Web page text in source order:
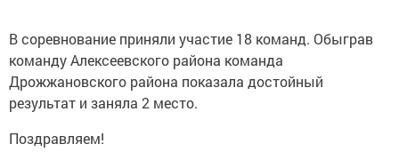
В соревнование приняли участие 18 команд. Обыграв
команду Алексеевского района команда
Дрожжановского района показала достойный
результат и заняла 2 место.
Поздравляем!